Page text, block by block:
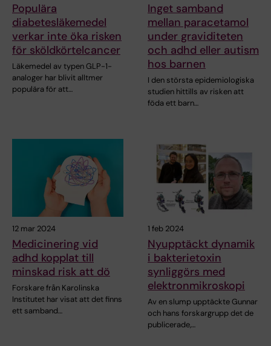
Populära
diabetesläkemedel
verkar inte öka risken
för sköldkörtelcancer
Läkemedel av typen GLP-1-
analoger har blivit alltmer
populära för att…
Inget samband
mellan paracetamol
under graviditeten
och adhd eller autism
hos barnen
I den största epidemiologiska
studien hittills av risken att
föda ett barn…
12 mar 2024
Medicinering vid
adhd kopplat till
minskad risk att dö
Forskare från Karolinska
Institutet har visat att det finns
ett samband…
1 feb 2024
Nyupptäckt dynamik
i bakterietoxin
synliggörs med
elektronmikroskopi
Av en slump upptäckte Gunnar
och hans forskargrupp det de
publicerade,…